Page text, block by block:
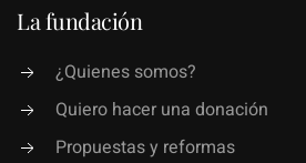
La fundación
¿Quienes somos?
Quiero hacer una donación
Propuestas y reformas